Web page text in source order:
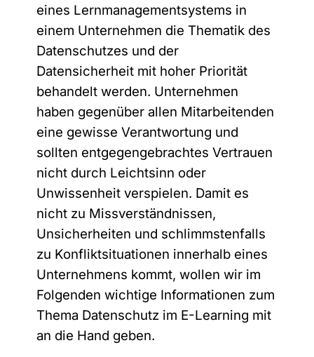
eines Lernmanagementsystems in
einem Unternehmen die Thematik des
Datenschutzes und der
Datensicherheit mit hoher Priorität
behandelt werden. Unternehmen
haben gegenüber allen Mitarbeitenden
eine gewisse Verantwortung und
sollten entgegengebrachtes Vertrauen
nicht durch Leichtsinn oder
Unwissenheit verspielen. Damit es
nicht zu Missverständnissen,
Unsicherheiten und schlimmstenfalls
zu Konfliktsituationen innerhalb eines
Unternehmens kommt, wollen wir im
Folgenden wichtige Informationen zum
Thema Datenschutz im E-Learning mit
an die Hand geben.
Sie können den Newsletter jederzeit über den Link in
unserem Newsletter abbestellen.
Anmelden
A
l
t
e
r
n
a
t
i
v
e